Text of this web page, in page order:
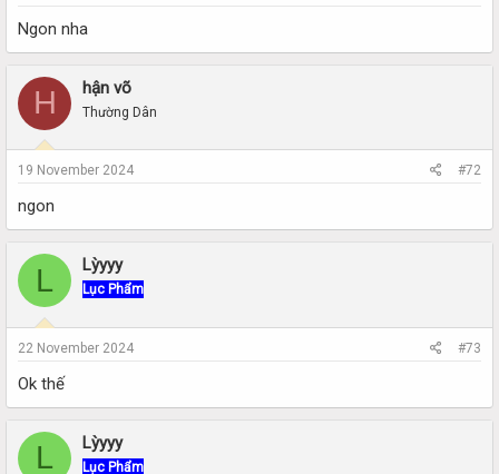
Ngon nha
H hận võ
Thường Dân
19 November 2024 #72
ngon
L Lỳyyy
Lục Phẩm
22 November 2024 #73
Ok thế
L Lỳyyy
Lục Phẩm